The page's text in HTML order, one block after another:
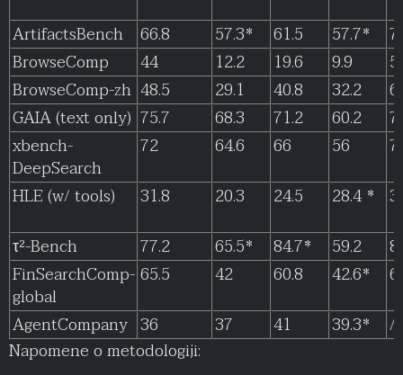
ArtifactsBench
66.8 57.3* 61.5 57.7*
BrowseComp
44 12.2 19.6 9.9
BrowseComp-zh 48.5 29.1 40.8 32.2
GAIA (text only) 75.7 68.3 71.2 60.2
xbench-
DeepSearch
72 64.6 66 56
HLE (w/ tools)
31.8 20.3 24.5 28.4 *
τ²-Bench
77.2 65.5* 84.7* 59.2
FinSearchComp-
global
65.5 42 60.8 42.6*
AgentCompany 36 37 41 39.3*
/
Napomene o metodologiji: